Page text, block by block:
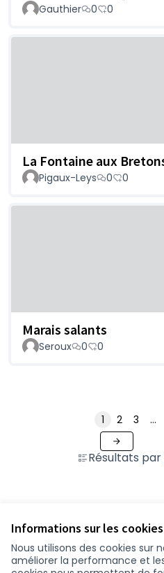
Informations sur les
Nous utilisons des cookies sur
améliorer la performance et
Gauthier 0 0
La Fontaine aux
Pigaux-Leys 0 0
Marais salants
Seroux 0 0
Résultats par
1 2 3 …
Conditions d'utilisation